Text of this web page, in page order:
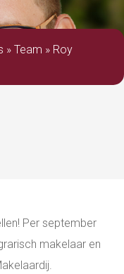
» Team » Roy
Per september
makelaar en